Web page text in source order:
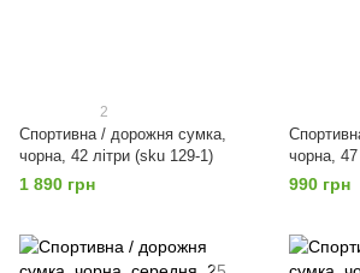
2
Спортивна / дорожня сумка,
чорна, 42 літри (sku 129-1)
1 890 грн
чорна, 47
990 грн